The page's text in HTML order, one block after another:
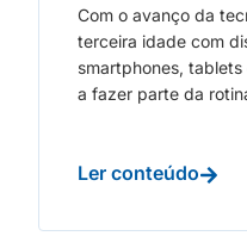
Com o avanço da
terceira idade com
smartphones,
a fazer parte da
Ler conteúdo